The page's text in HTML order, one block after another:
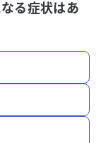
る症状はあ